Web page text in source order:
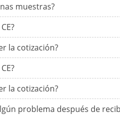
muestras?
la cotización?
la cotización?
problema después de